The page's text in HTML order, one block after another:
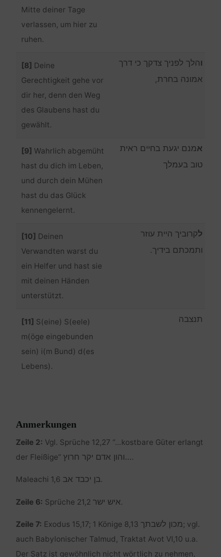
Mitte deiner Tage
verlassen, um hier zu
ruhen.
[8] Deine
Gerechtigkeit gehe vor
dir her, denn den Weg
des Glaubens hast du
gewählt.
והלך לפניך צדקך כי דרך
אמונה בחרת,
[9]Wahrlich abgemüht
hast du dich im Leben,
und durch dein Mühen
hast du das Glück
kennengelernt.
אמנם יגעת בחיים ראית
טוב בעמלך
[10] Deinen
Verwandten warst du
ein Helfer und hast sie
mit deinen Händen
unterstützt.
לקרוביך היית עוזר
ותמכתם בידיך.
[11] S(eine) S(eele)
m(öge eingebunden
sein) i(m Bund) d(es
Lebens).
תנצבה
Anmerkungen
Zeile 2: Vgl. Sprüche 12,27 “…kostbare Güter erlangt
der Fleißige” …והון אדם יקר חרוץ.
Maleachi 1,6 בן יכבד אב.
Zeile 6: Sprüche 21,2 איש ישר.
Zeile 7: Exodus 15,17; 1 Könige 8,13 מכון לשבתך ; vgl.
auch Babylonischer Talmud, Traktat Avot VI,10 u.a.
Der Satz ist gewöhnlich nicht wörtlich zu nehmen,